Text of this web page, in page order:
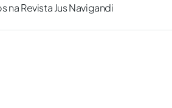
na Revista Jus Navigandi